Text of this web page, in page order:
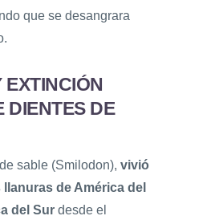
que se desangrara
EXTINCIÓN
DIENTES DE
sable (Smilodon), vivió
de América del
del Sur desde el